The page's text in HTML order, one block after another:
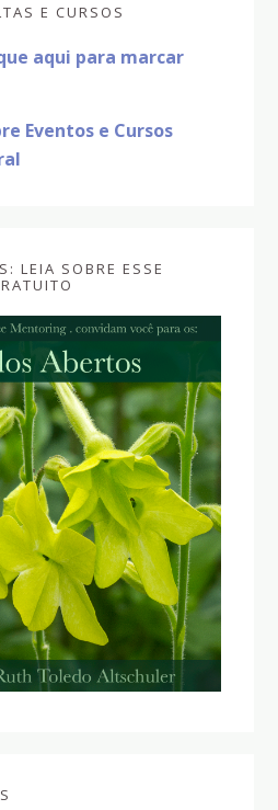
E CURSOS
aqui para marcar
Eventos e Cursos
LEIA SOBRE ESSE